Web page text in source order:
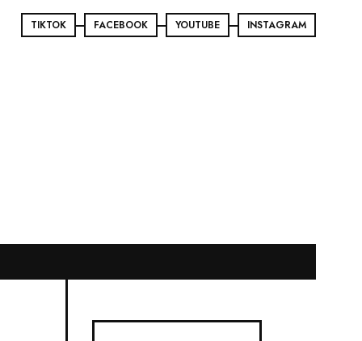
INSTAGRAM
YOUTUBE
FACEBOOK
TIKTOK